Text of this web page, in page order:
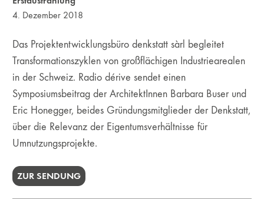
4. Dezember 2018
Das Projektentwicklungsbüro denkstatt sàrl begleitet
Transformationszyklen von großflächigen Industriearealen
in der Schweiz. Radio dérive sendet einen
Symposiumsbeitrag der ArchitektInnen Barbara Buser und
Eric Honegger, beides Gründungsmitglieder der Denkstatt,
über die Relevanz der Eigentumsverhältnisse für
Umnutzungsprojekte.
ZUR SENDUNG